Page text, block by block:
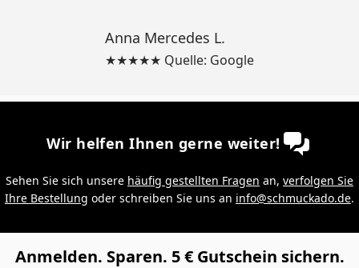
Anna Mercedes L.
★★★★★ Quelle: Google
Wir helfen Ihnen gerne weiter!
Sehen Sie sich unsere häufig gestellten Fragen an, verfolgen Sie
Ihre Bestellung oder schreiben Sie uns an info@schmuckado.de.
Anmelden. Sparen. 5 € Gutschein sichern.